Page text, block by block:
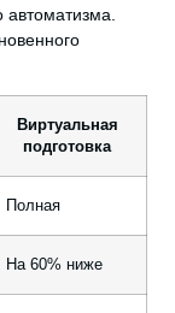
Виртуальная
подготовка
Полная
На 60% ниже